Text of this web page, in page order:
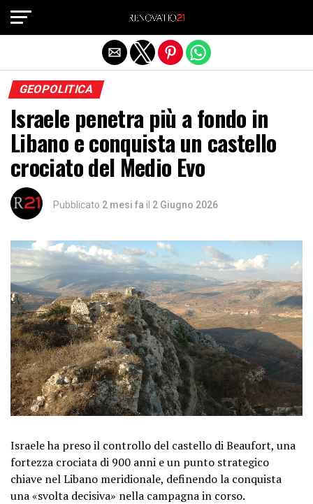
GEOPOLITICA
Israele penetra più a fondo in
Libano e conquista un castello
crociato del Medio Evo
Pubblicato 2 mesi fa il 2 Giugno 2026
Israele ha preso il controllo del castello di Beaufort, una
fortezza crociata di 900 anni e un punto strategico
chiave nel Libano meridionale, definendo la conquista
una «svolta decisiva» nella campagna in corso.
Exit mobile version